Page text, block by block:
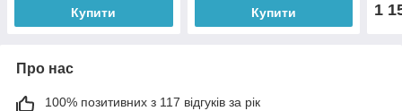
Купити Купити 1
Про нас
100% позитивних з 117 відгуків за рік